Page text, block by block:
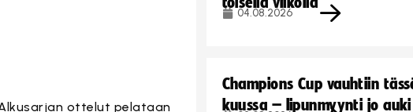
ottelut pelataan
04.08.2026
Champions Cup vauhtiin
kuussa – lipunmyynti jo auki